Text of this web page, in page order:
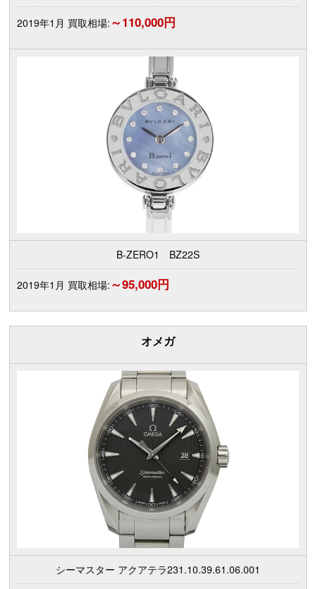
2019年1月 買取相場: ～110,000円
B-ZERO1 BZ22S
2019年1月 買取相場: ～95,000円
オメガ
シーマスター アクアテラ231.10.39.61.06.001